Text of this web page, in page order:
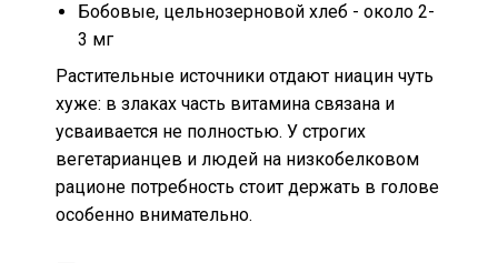
Бобовые, цельнозерновой хлеб - около 2-
3 мг
Растительные источники отдают ниацин чуть
хуже: в злаках часть витамина связана и
усваивается не полностью. У строгих
вегетарианцев и людей на низкобелковом
рационе потребность стоит держать в голове
особенно внимательно.